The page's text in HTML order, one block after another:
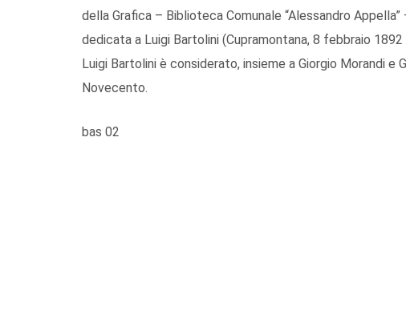
della Grafica – Biblioteca Comunale “Alessandro
dedicata a Luigi Bartolini (Cupramontana, 8 febbraio
Luigi Bartolini è considerato, insieme a Giorgio Morandi e
Novecento.
bas 02